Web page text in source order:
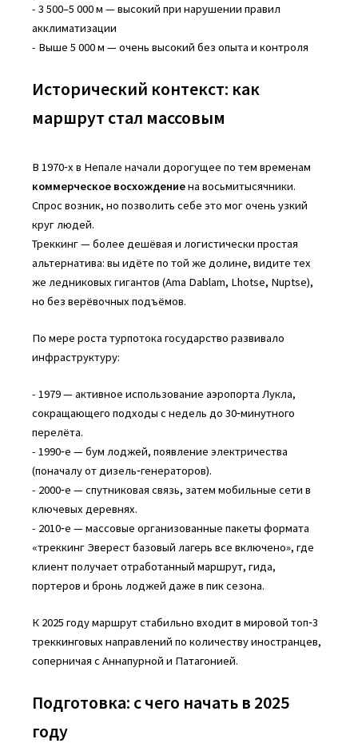
- 3 500–5 000 м — высокий при нарушении правил
акклиматизации
- Выше 5 000 м — очень высокий без опыта и контроля
Исторический контекст: как
маршрут стал массовым
В 1970‑х в Непале начали дорогущее по тем временам
коммерческое восхождениена восьмитысячники.
Спрос возник, но позволить себе это мог очень узкий
круг людей.
Треккинг — более дешёвая и логистически простая
альтернатива: вы идёте по той же долине, видите тех
же ледниковых гигантов (Ama Dablam, Lhotse, Nuptse),
но без верёвочных подъёмов.
По мере роста турпотока государство развивало
инфраструктуру:
- 1979 — активное использование аэропорта Лукла,
сокращающего подходы с недель до 30‑минутного
перелёта.
- 1990‑е — бум лоджей, появление электричества
(поначалу от дизель‑генераторов).
- 2000‑е — спутниковая связь, затем мобильные сети в
ключевых деревнях.
- 2010‑е — массовые организованные пакеты формата
«треккинг Эверест базовый лагерь все включено», где
клиент получает отработанный маршрут, гида,
портеров и бронь лоджей даже в пик сезона.
К 2025 году маршрут стабильно входит в мировой топ‑3
треккинговых направлений по количеству иностранцев,
соперничая с Аннапурной и Патагонией.
Подготовка: с чего начать в 2025
году